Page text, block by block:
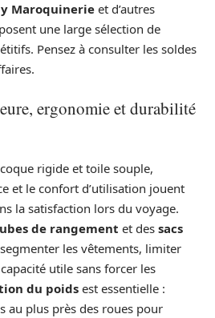
Maroquinerieet d’autres
une large sélection de
Pensez à consulter les soldes
ergonomie et durabilité
rigide et toile souple,
et le confort d’utilisation jouent
la satisfaction lors du voyage.
de rangement et des sacs
les vêtements, limiter
utile sans forcer les
du poidsest essentielle :
au plus près des roues pour